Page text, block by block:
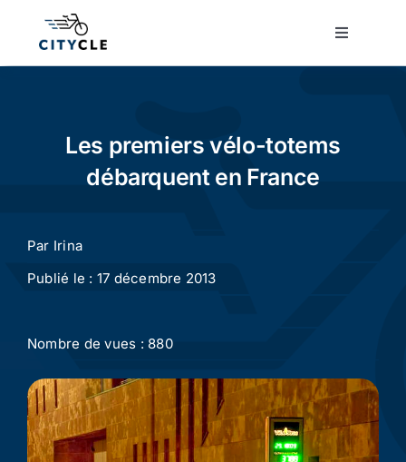
Toggle
Cyclisme urbain
Actualité
Ecologie
Les premiers vélo-totems
débarquent en France
Par Irina
Publié le : 17 décembre 2013
Nombre de vues : 880